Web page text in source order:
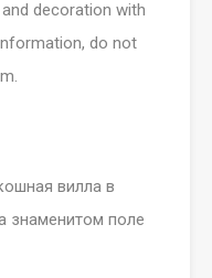
decoration with
do not
вилла в
знаменитом поле